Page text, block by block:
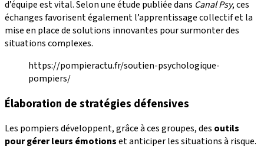
d’équipe est vital. Selon une étude publiée dans Canal Psy, ces
échanges favorisent également l’apprentissage collectif et la
mise en place de solutions innovantes pour surmonter des
situations complexes.
https://pompieractu.fr/soutien-psychologique-
pompiers/
Élaboration de stratégies défensives
Les pompiers développent, grâce à ces groupes, des outils
pour gérer leurs émotionset anticiper les situations à risque.